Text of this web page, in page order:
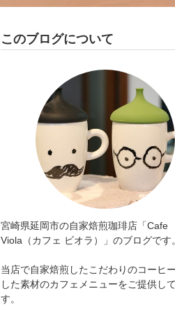
このブログについて
宮崎県延岡市の自家焙煎珈琲店「Cafe
Viola（カフェ ビオラ）」のブログです。
当店で自家焙煎したこだわりのコーヒ
した素材のカフェメニューをご提供し
す。